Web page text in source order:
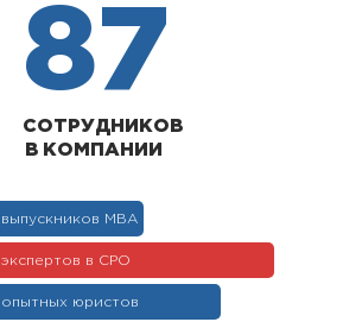
87
СОТРУДНИКОВ
В КОМПАНИИ
выпускников МВА
экспертов в СРО
опытных юристов